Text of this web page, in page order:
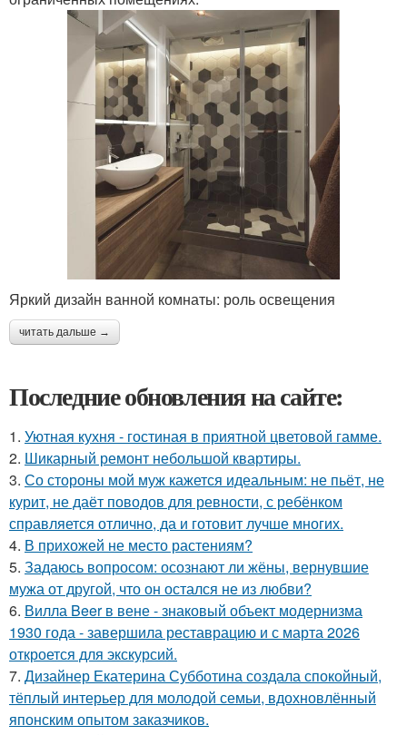
Яркий дизайн ванной комнаты: роль освещения
читать дальше →
Последние обновления на сайте:
1. Уютная кухня - гостиная в приятной цветовой гамме.
2. Шикарный ремонт небольшой квартиры.
3. Со стороны мой муж кажется идеальным: не пьёт, не
курит, не даёт поводов для ревности, с ребёнком
справляется отлично, да и готовит лучше многих.
4. В прихожей не место растениям?
5. Задаюсь вопросом: осознают ли жёны, вернувшие
мужа от другой, что он остался не из любви?
6. Вилла Beer в вене - знаковый объект модернизма
1930 года - завершила реставрацию и с марта 2026
откроется для экскурсий.
7. Дизайнер Екатерина Субботина создала спокойный,
тёплый интерьер для молодой семьи, вдохновлённый
японским опытом заказчиков.